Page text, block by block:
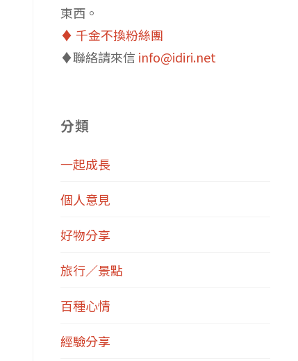
東西。
♦️ 千金不換粉絲團
♦️聯絡請來信 info@idiri.net
分類
一起成長
個人意見
好物分享
旅行／景點
百種心情
經驗分享